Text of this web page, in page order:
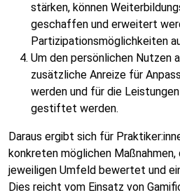
stärken, können
geschaffen und erweitert
Partizipationsmöglichkeiten
Um den persönlichen Nutzen
zusätzliche Anreize für
werden und für die
gestiftet werden.
Daraus ergibt sich für
konkreten möglichen Maßnahmen,
jeweiligen Umfeld bewertet und
Dies reicht vom Einsatz von